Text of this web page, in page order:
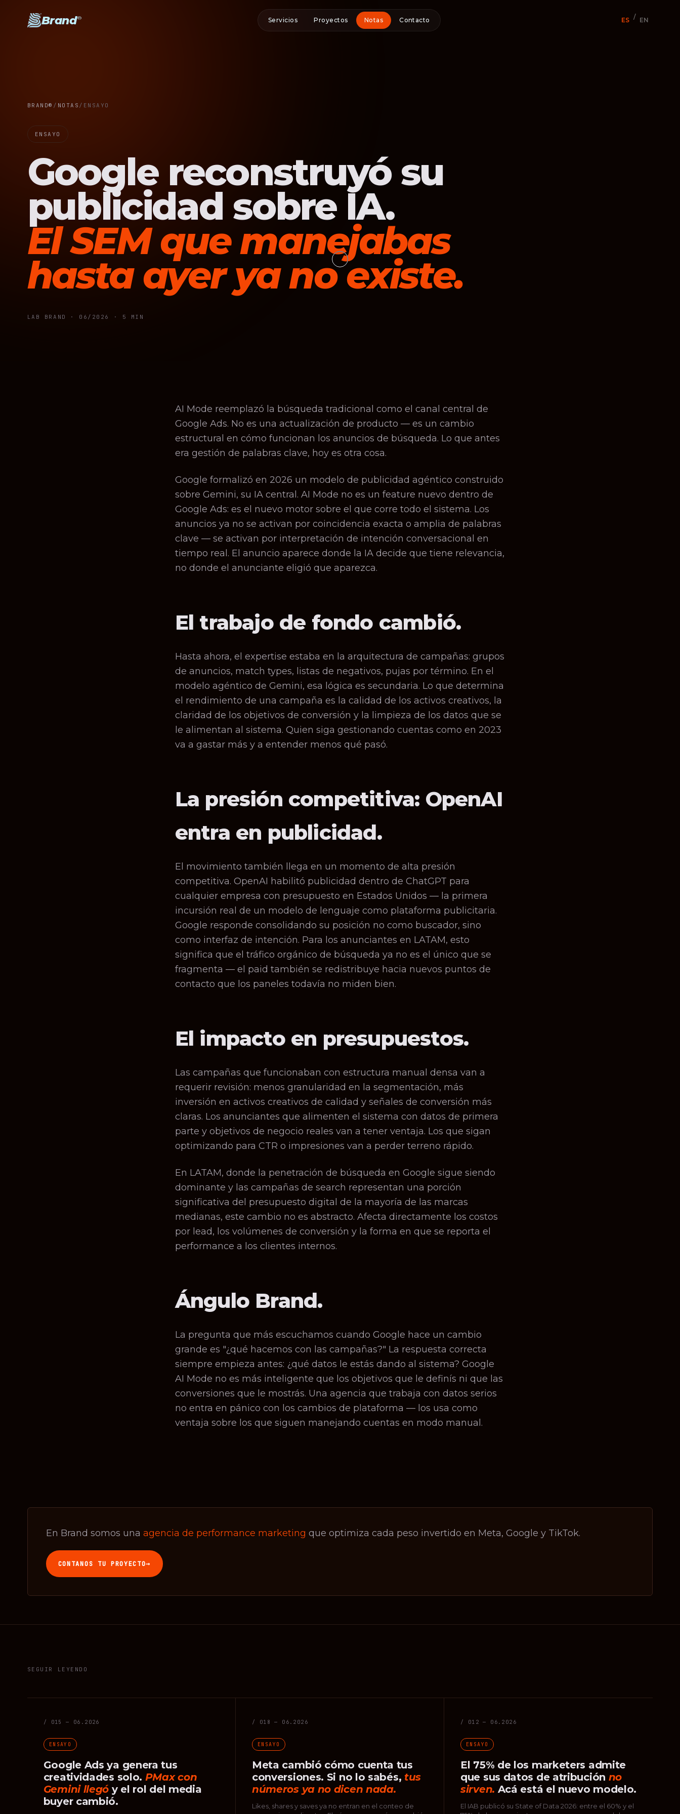
Brand® Servicios Proyectos Notas Contacto ES / EN
BRAND® / NOTAS / ENSAYO
ENSAYO
Google reconstruyó su
publicidad sobre IA.
El SEM que manejabas
hasta ayer ya no existe.
LAB BRAND · 06/2026 · 5 MIN
AI Mode reemplazó la búsqueda tradicional como el canal central de
Google Ads. No es una actualización de producto — es un cambio
estructural en cómo funcionan los anuncios de búsqueda. Lo que antes
era gestión de palabras clave, hoy es otra cosa.
Google formalizó en 2026 un modelo de publicidad agéntico construido
sobre Gemini, su IA central. AI Mode no es un feature nuevo dentro de
Google Ads: es el nuevo motor sobre el que corre todo el sistema. Los
anuncios ya no se activan por coincidencia exacta o amplia de palabras
clave — se activan por interpretación de intención conversacional en
tiempo real. El anuncio aparece donde la IA decide que tiene relevancia,
no donde el anunciante eligió que aparezca.
El trabajo de fondo cambió.
Hasta ahora, el expertise estaba en la arquitectura de campañas: grupos
de anuncios, match types, listas de negativos, pujas por término. En el
modelo agéntico de Gemini, esa lógica es secundaria. Lo que determina
el rendimiento de una campaña es la calidad de los activos creativos, la
claridad de los objetivos de conversión y la limpieza de los datos que se
le alimentan al sistema. Quien siga gestionando cuentas como en 2023
va a gastar más y a entender menos qué pasó.
La presión competitiva: OpenAI
entra en publicidad.
El movimiento también llega en un momento de alta presión
competitiva. OpenAI habilitó publicidad dentro de ChatGPT para
cualquier empresa con presupuesto en Estados Unidos — la primera
incursión real de un modelo de lenguaje como plataforma publicitaria.
Google responde consolidando su posición no como buscador, sino
como interfaz de intención. Para los anunciantes en LATAM, esto
significa que el tráfico orgánico de búsqueda ya no es el único que se
fragmenta — el paid también se redistribuye hacia nuevos puntos de
contacto que los paneles todavía no miden bien.
El impacto en presupuestos.
Las campañas que funcionaban con estructura manual densa van a
requerir revisión: menos granularidad en la segmentación, más
inversión en activos creativos de calidad y señales de conversión más
claras. Los anunciantes que alimenten el sistema con datos de primera
parte y objetivos de negocio reales van a tener ventaja. Los que sigan
optimizando para CTR o impresiones van a perder terreno rápido.
En LATAM, donde la penetración de búsqueda en Google sigue siendo
dominante y las campañas de search representan una porción
significativa del presupuesto digital de la mayoría de las marcas
medianas, este cambio no es abstracto. Afecta directamente los costos
por lead, los volúmenes de conversión y la forma en que se reporta el
performance a los clientes internos.
Ángulo Brand.
La pregunta que más escuchamos cuando Google hace un cambio
grande es "¿qué hacemos con las campañas?" La respuesta correcta
siempre empieza antes: ¿qué datos le estás dando al sistema? Google
AI Mode no es más inteligente que los objetivos que le definís ni que las
conversiones que le mostrás. Una agencia que trabaja con datos serios
no entra en pánico con los cambios de plataforma — los usa como
ventaja sobre los que siguen manejando cuentas en modo manual.
En Brand somos una agencia de performance marketing que optimiza cada peso invertido en Meta, Google y TikTok.
CONTANOS TU PROYECTO→
SEGUIR LEYENDO
/ 015 — 06.2026
ENSAYO
Google Ads ya genera tus
creatividades solo. PMax con
Gemini llegó y el rol del media
buyer cambió.
/ 018 — 06.2026
ENSAYO
Meta cambió cómo cuenta tus
conversiones. Si no lo sabés, tus
números ya no dicen nada.
Likes, shares y saves ya no entran en el conteo de
/ 012 — 06.2026
ENSAYO
El 75% de los marketers admite
que sus datos de atribución no
sirven. Acá está el nuevo modelo.
El IAB publicó su State of Data 2026: entre el 60% y el